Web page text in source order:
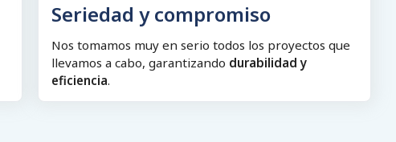
Seriedad y compromiso
Nos tomamos muy en serio todos los proyectos que
llevamos a cabo, garantizando durabilidad y
eficiencia.